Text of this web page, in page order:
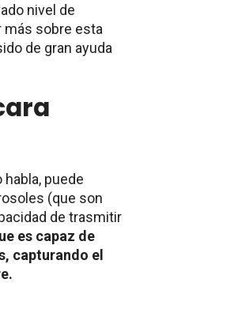
nivel de
más sobre esta
de gran ayuda
puede
(que son
de trasmitir
es capaz de
capturando el